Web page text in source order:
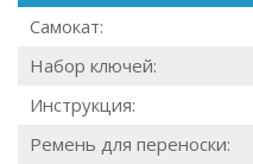
Самокат:
Набор ключей:
Инструкция:
Ремень для переноски: